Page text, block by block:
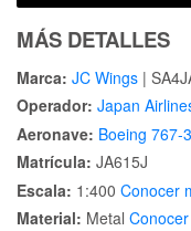
MÁS DETALLES
Marca: JC Wings |
Operador: Japan
Aeronave: Boeing 767-
Matrícula: JA615J
Escala: 1:400 Conocer
Material: Metal